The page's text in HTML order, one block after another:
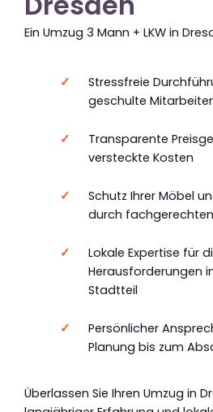
Ein Umzug 3 Mann + LKW in
Stressfreie
geschulte Mitarbeiter
Transparente
versteckte Kosten
Schutz Ihrer Möbel
durch
Lokale Expertise für
Herausforderungen
Stadtteil
Persönlicher
Planung bis zum
Überlassen Sie Ihren Umzug in